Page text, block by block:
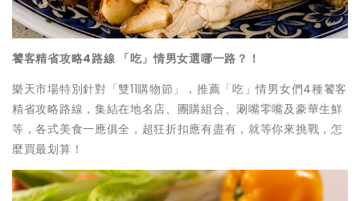
饕客精省攻略4路線 「吃」情男女選哪一路？！
樂天市場特別針對「雙11購物節」，推薦「吃」情男女們4種饕客
精省攻略路線，集結在地名店、團購組合、涮嘴零嘴及豪華生鮮
等，各式美食一應俱全，超狂折扣應有盡有，就等你來挑戰，怎
麼買最划算！